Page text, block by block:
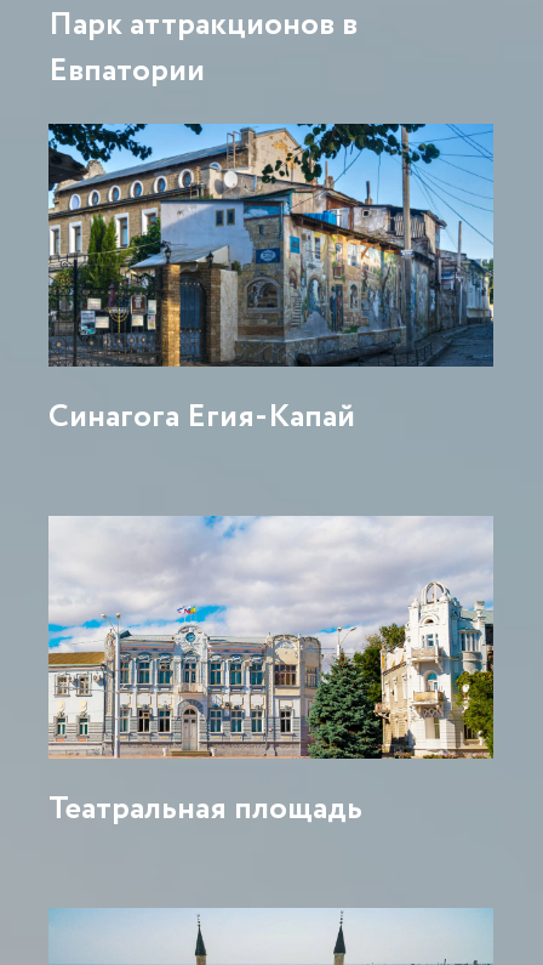
Парк аттракционов в
Евпатории
Синагога Егия-Капай
Театральная площадь